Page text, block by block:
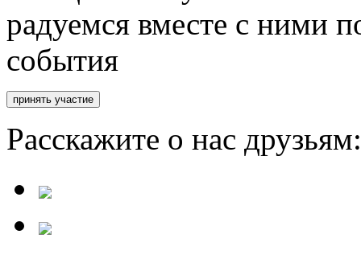
радуемся вместе с ними
события
Расскажите о нас